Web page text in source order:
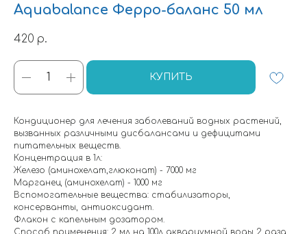
Aquabalance Ферро-баланс 50 мл
420 р.
КУПИТЬ
Кондиционер для лечения заболеваний водных растений,
вызванных различными дисбалансами и дефицитами
питательных веществ.
Концентрация в 1л:
Железо (аминохелат,глюконат) - 7000 мг
Марганец (аминохелат) - 1000 мг
Вспомогательные вещества: стабилизаторы,
консерванты, антиоксидант.
Флакон с капельным дозатором.
Способ применения: 2 мл на 100л аквариумной воды 2 раза